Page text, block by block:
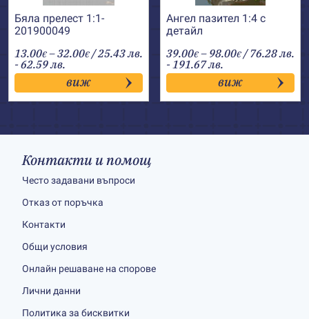
Бяла прелест 1:1-
201900049
13.00€ –32.00€Price
range:
13.00€
through
32.00€
/ 25.43 лв.
- 62.59 лв.
виж
Ангел пазител 1:4 с
детайл
39.00€ – 98.00€Price
range:
39.00€
through
98.00€
/ 76.28 лв.
- 191.67 лв.
виж
Контакти и помощ
Често задавани въпроси
Отказ от поръчка
Контакти
Общи условия
Онлайн решаване на спорове
Лични данни
Политика за бисквитки